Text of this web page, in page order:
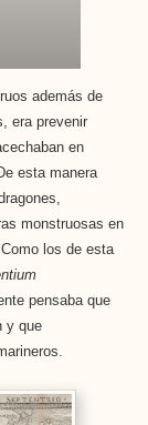
además de
era prevenir
en
esta manera
monstruosas en
los de esta
pensaba que
y que